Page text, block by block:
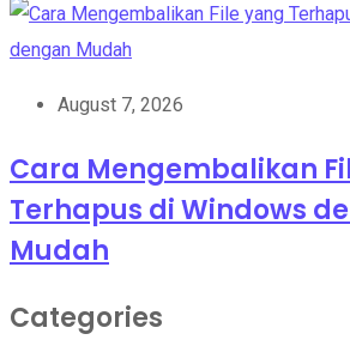
August 7, 2026
Cara Mengembalikan
Terhapus di Windows
Mudah
Categories